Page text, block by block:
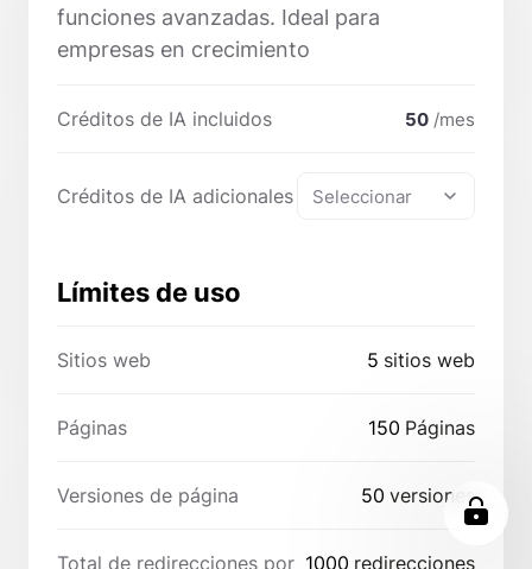
funciones avanzadas. Ideal para
empresas en crecimiento
Créditos de IA incluidos 50 /mes
Créditos de IA adicionales Seleccionar
Límites de uso
Sitios web 5 sitios web
Páginas 150 Páginas
Versiones de página 50 versiones
Total de redirecciones por 1000 redirecciones